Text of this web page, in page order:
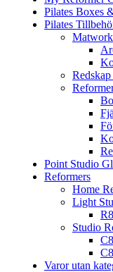
Pilates Boxes
Pilates
Point Studio
Reformers
Home
Light
Studio
Varor utan